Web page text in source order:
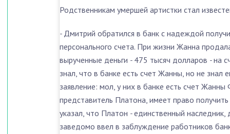
Родственникам умершей артистки стал
- Дмитрий обратился в банк с надеждой
персонального счета. При жизни Жанна
вырученные деньги - 475 тысяч долларов -на
знал, что в банке есть счет Жанны, но не знал
заявление: мол, у них в банке есть счет Жанны
представитель Платона, имеет право
указал, что Платон -единственный наследник,
заведомо ввел в заблуждение работников